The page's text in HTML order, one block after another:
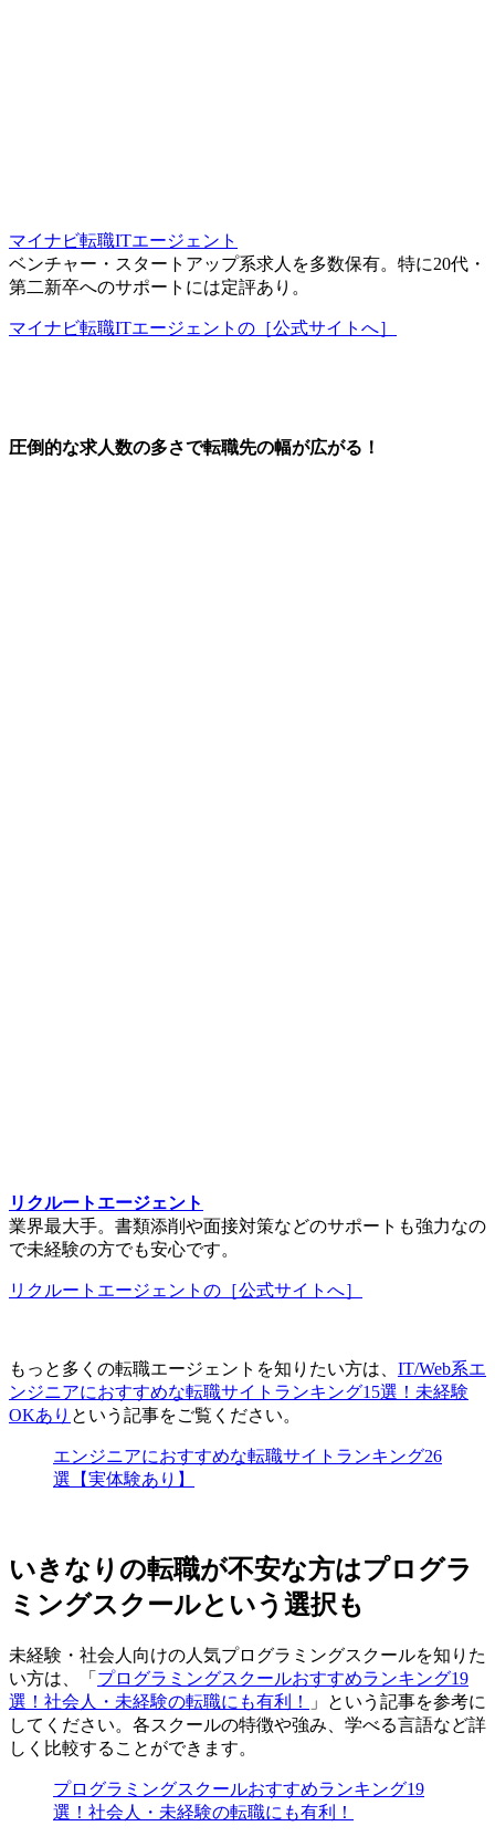
マイナビ転職ITエージェント
ベンチャー・スタートアップ系求人を多数保有。特に20代・
第二新卒へのサポートには定評あり。
マイナビ転職ITエージェントの［公式サイトへ］
圧倒的な求人数の多さで転職先の幅が広がる！
リクルートエージェント
業界最大手。書類添削や面接対策などのサポートも強力なの
で未経験の方でも安心です。
リクルートエージェントの［公式サイトへ］
もっと多くの転職エージェントを知りたい方は、 IT/Web系エ
ンジニアにおすすめな転職サイトランキング15選！未経験
OKあり という記事をご覧ください。
エンジニアにおすすめな転職サイトランキング26
選【実体験あり】
いきなりの転職が不安な方はプログラ
ミングスクールという選択も
未経験・社会人向けの人気プログラミングスクールを知りた
い方は、「 プログラミングスクールおすすめランキング19
選！社会人・未経験の転職にも有利！
」という記事を参考に
してください。各スクールの特徴や強み、学べる言語など詳
しく比較することができます。
プログラミングスクールおすすめランキング19
選！社会人・未経験の転職にも有利！